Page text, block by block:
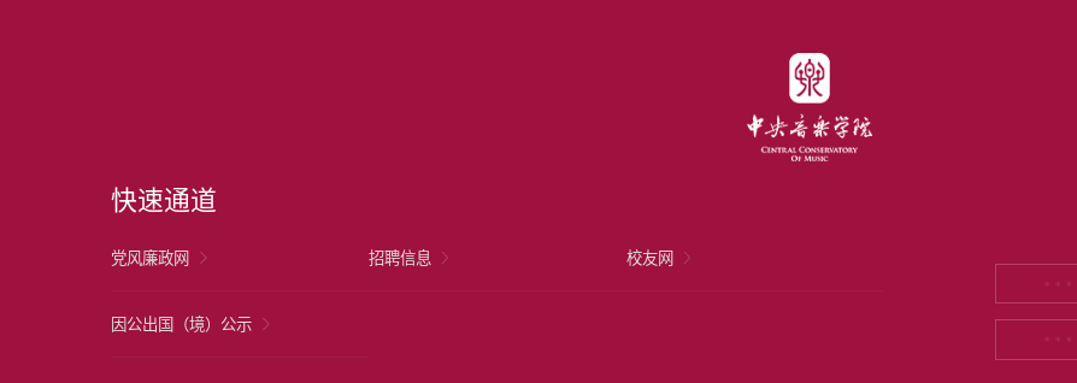
快速通道
党风廉政网 招聘信息 校友网
因公出国（境）公示
* * *
* * *